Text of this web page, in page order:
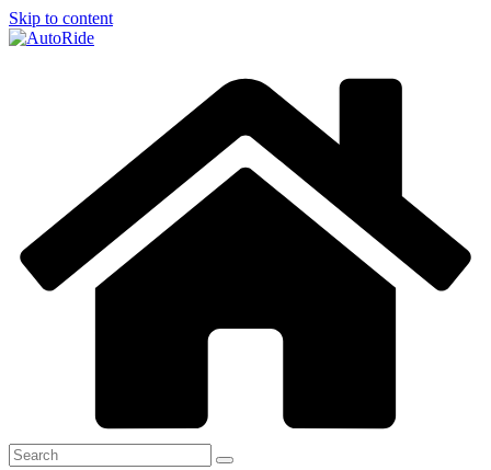
Skip to content